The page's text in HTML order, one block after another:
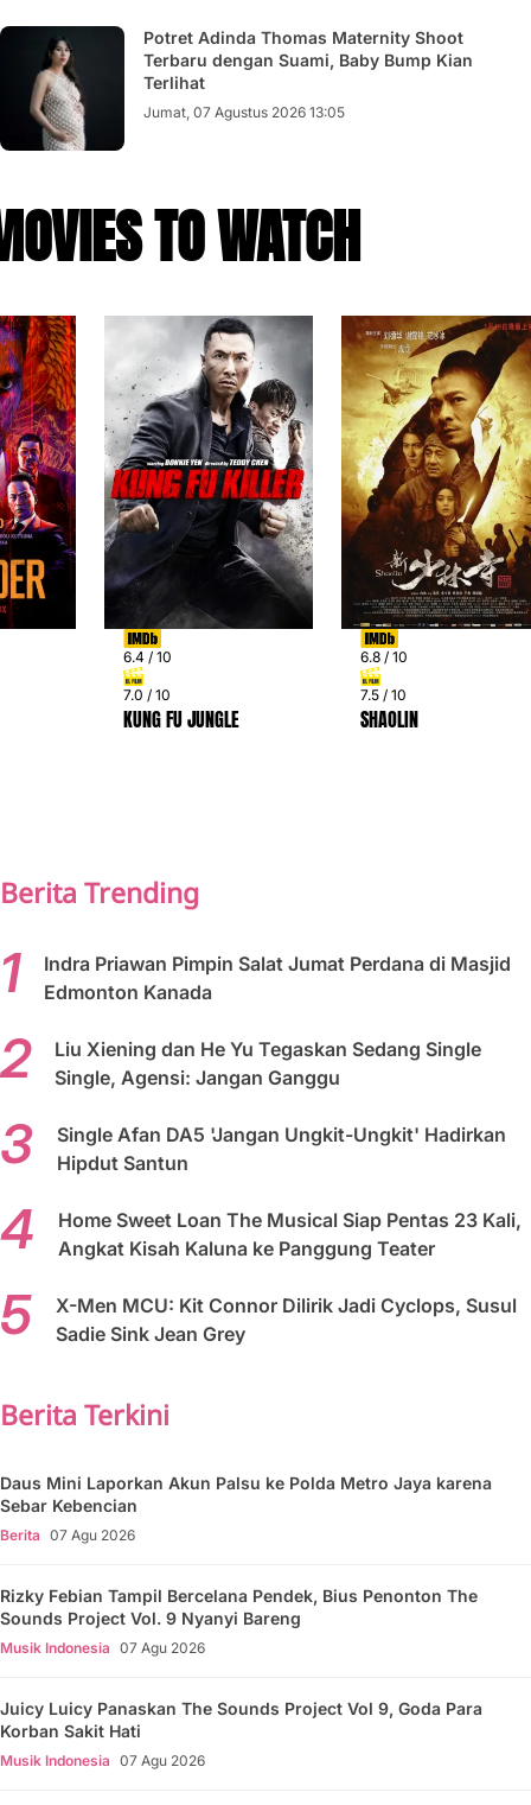
Potret Adinda Thomas Maternity Shoot
Terbaru dengan Suami, Baby Bump Kian
Terlihat
Jumat, 07 Agustus 2026 13:05
TO WATCH
6.4 / 10
7.0 / 10
KUNG FU JUNGLE
6.8 / 10
7.5 / 10
SHAOLIN
Berita Trending
Indra Priawan Pimpin Salat Jumat Perdana di Masjid
Edmonton Kanada
Liu Xiening dan He Yu Tegaskan Sedang Single
Single, Agensi: Jangan Ganggu
Single Afan DA5 'Jangan Ungkit-Ungkit' Hadirkan
Hipdut Santun
Home Sweet Loan The Musical Siap Pentas 23 Kali,
Angkat Kisah Kaluna ke Panggung Teater
X-Men MCU: Kit Connor Dilirik Jadi Cyclops, Susul
Sadie Sink Jean Grey
Berita Terkini
Daus Mini Laporkan Akun Palsu ke Polda Metro Jaya karena
Sebar Kebencian
Berita 07 Agu 2026
Rizky Febian Tampil Bercelana Pendek, Bius Penonton The
Sounds Project Vol. 9 Nyanyi Bareng
Musik Indonesia 07 Agu 2026
Juicy Luicy Panaskan The Sounds Project Vol 9, Goda Para
Korban Sakit Hati
Musik Indonesia 07 Agu 2026